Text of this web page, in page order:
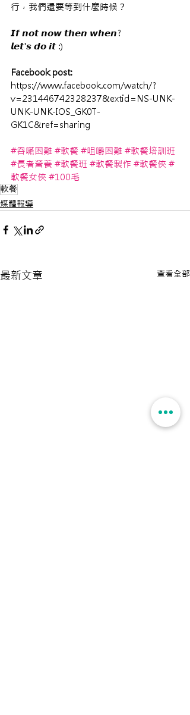
行，我們還要等到什麼時候？
𝙄𝙛 𝙣𝙤𝙩 𝙣𝙤𝙬 𝙩𝙝𝙚𝙣 𝙬𝙝𝙚𝙣?
𝙡𝙚𝙩'𝙨 𝙙𝙤 𝙞𝙩 :)
Facebook post:
https://www.facebook.com/watch/?
v=231446742328237&extid=NS-UNK-
UNK-UNK-IOS_GK0T-
GK1C&ref=sharing
#吞嚥困難 #軟餐 #咀嚼困難 #軟餐培訓班
#長者營養 #軟餐班 #軟餐製作 #軟餐俠 #
軟餐女俠 #100毛
軟餐
媒體報導
最新文章 查看全部